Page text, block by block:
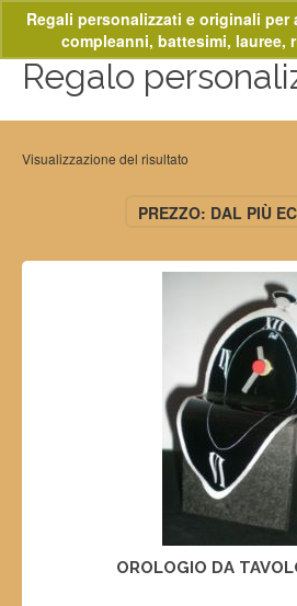
Regalo
Visualizzazione del risultato
PREZZO: DAL PIÙ
OROLOGIO DA
Regali personalizzati e originali per
compleanni, battesimi, lauree,